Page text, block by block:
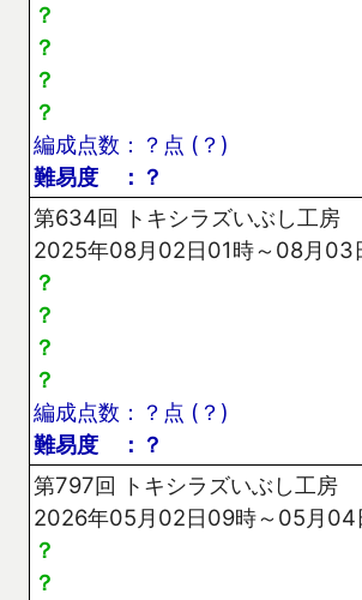
？
？
？
？
編成点数：？点 (？)
難易度 ：？
第634回 トキシラズいぶし工房
2025年08月02日01時～08月03
？
？
？
？
編成点数：？点 (？)
難易度 ：？
第797回 トキシラズいぶし工房
2026年05月02日09時～05月04
？
？